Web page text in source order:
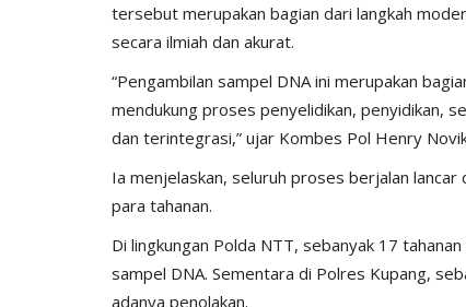
tersebut merupakan bagian dari langkah
secara ilmiah dan akurat.
“Pengambilan sampel DNA ini merupakan
mendukung proses penyelidikan, penyidikan,
dan terintegrasi,” ujar Kombes Pol Henry
Ia menjelaskan, seluruh proses berjalan
para tahanan.
Di lingkungan Polda NTT, sebanyak 17
sampel DNA. Sementara di Polres Kupang,
adanya penolakan.